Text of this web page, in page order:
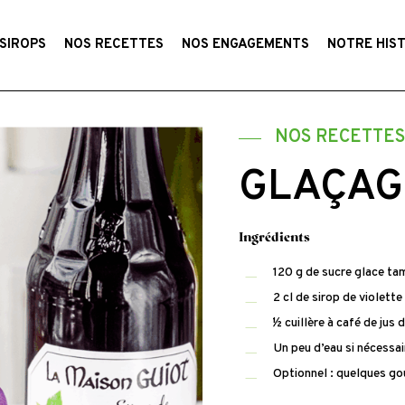
NOS RECETTES NOS ENGAGEMENTS NOTRE
NOS RECETTES
Ingrédients
120 g de sucre glace
2 cl de sirop de violette
½ cuillère à café de jus
Un peu d’eau si
Optionnel : quelques